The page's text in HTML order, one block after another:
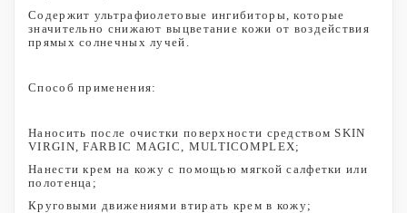
Содержит ультрафиолетовые ингибиторы, которые
значительно снижают выцветание кожи от воздействия
прямых солнечных лучей.
Способ применения:
Наносить после очистки поверхности средством SKIN
VIRGIN, FARBIC MAGIC, MULTICOMPLEX;
Нанести крем на кожу с помощью мягкой салфетки или
полотенца;
Круговыми движениями втирать крем в кожу;